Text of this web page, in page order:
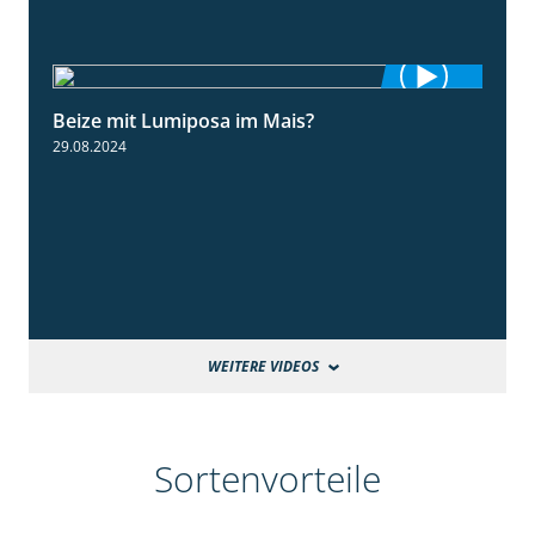
Beize mit Lumiposa im Mais?
29.08.2024
WEITERE VIDEOS
Sortenvorteile